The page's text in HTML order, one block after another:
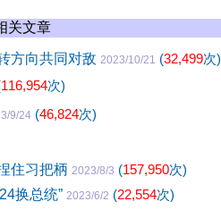
关文章
方向共同对敌 2023/10/21 (32,499次)
116,954次)
9/24 (46,824次)
住习把柄 2023/8/3 (157,950次)
换总统” 2023/6/2 (22,554次)